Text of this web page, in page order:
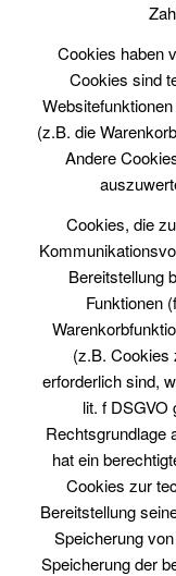
Cookies haben
Cookies sind
(z.B. die
Andere
Cookies, die
Bereitstellung
Funktionen
(z.B. Cookies
erforderlich sind,
lit. f DSGVO
Rechtsgrundlage
hat ein
Cookies zur
Bereitstellung
Speicherung
Speicherung der